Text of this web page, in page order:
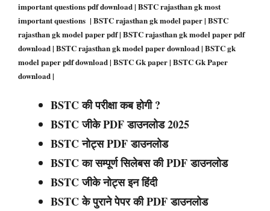
important questions pdf download | BSTCrajasthan gk most
important questions | BSTCrajasthan gk model paper | BSTC
rajasthan gk model paper pdf | BSTCrajasthan gk model paper pdf
download | BSTCrajasthan gk model paper download | BSTCgk
model paper pdf download | BSTCGk paper | BSTCGk Paper
download |
BSTC की परीक्षा कब होगी ?
BSTC जीके PDF डाउनलोड 2025
BSTC नोट्स PDF डाउनलोड
BSTC का सम्पूर्ण सिलेबस की PDF डाउनलोड
BSTC जीके नोट्स इन हिंदी
BSTC के पुराने पेपर की PDF डाउनलोड